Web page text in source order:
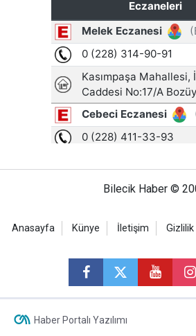
Bilecik Haber ©
Anasayfa Künye İletişim
Haber Portalı Yazılımı